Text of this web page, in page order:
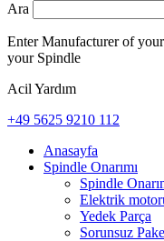
Ara
Enter Manufacturer of
your Spindle
Acil Yardım
+49 5625 9210 112
Anasayfa
Spindle Onarımı
Spindle
Elektrik
Yedek Parça
Sorunsuz